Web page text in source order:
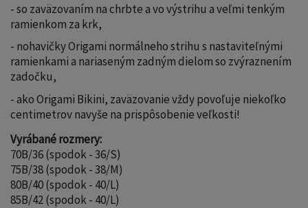
- so zaväzovaním na chrbte a vo výstrihu a veľmi tenkým
ramienkom za krk,
- nohavičky Origami normálneho strihu s nastaviteľnými
ramienkami a nariaseným zadným dielom so zvýraznením
zadočku,
- ako Origami Bikini, zaväzovanie vždy povoľuje niekoľko
centimetrov navyše na prispôsobenie veľkosti!
Vyrábané rozmery:
70B/36 (spodok - 36/S)
75B/38 (spodok - 38/M)
80B/40 (spodok - 40/L)
85B/42 (spodok - 40/L)